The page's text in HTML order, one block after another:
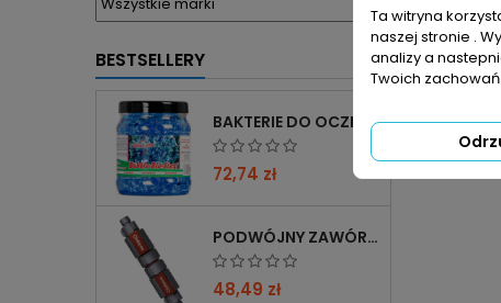
BESTSELLERY
BAKTERIE DO OCZKA WODNEGO FEMANGA BUBBLE BIO START 1000 ML
72,74 zł
PODWÓJNY ZAWÓR CHIHIROS DOUBLE TAP 12/16→16/22 Z REDUKCJĄ 12→16 MM
48,49 zł
Ta witryna
naszej stronie .
analizy a
Twoich